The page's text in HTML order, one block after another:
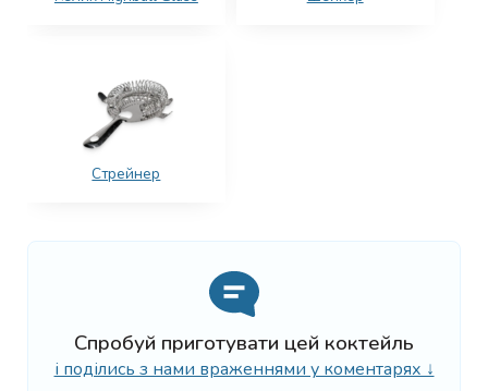
Стрейнер
Спробуй приготувати цей коктейль
і поділись з нами враженнями у коментарях ↓